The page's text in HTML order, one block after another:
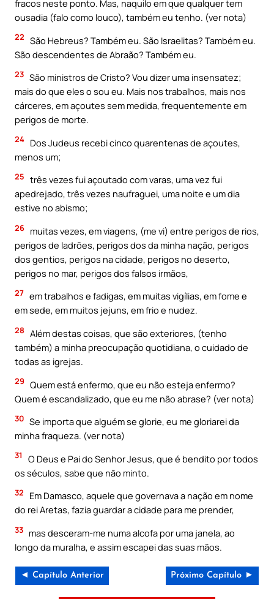
fracos neste ponto. Mas, naquilo em que qualquer tem
ousadia (falo como louco), também eu tenho. (ver nota)
22 São Hebreus? Também eu. São Israelitas? Também eu.
São descendentes de Abraão? Também eu.
23 São ministros de Cristo? Vou dizer uma insensatez;
mais do que eles o sou eu. Mais nos trabalhos, mais nos
cárceres, em açoutes sem medida, frequentemente em
perigos de morte.
24 Dos Judeus recebi cinco quarentenas de açoutes,
menos um;
25 três vezes fui açoutado com varas, uma vez fui
apedrejado, três vezes naufraguei, uma noite e um dia
estive no abismo;
26 muitas vezes, em viagens, (me vi) entre perigos de rios,
perigos de ladrões, perigos dos da minha nação, perigos
dos gentios, perigos na cidade, perigos no deserto,
perigos no mar, perigos dos falsos irmãos,
27 em trabalhos e fadigas, em muitas vigílias, em fome e
em sede, em muitos jejuns, em frio e nudez.
28 Além destas coisas, que são exteriores, (tenho
também) a minha preocupação quotidiana, o cuidado de
todas as igrejas.
29 Quem está enfermo, que eu não esteja enfermo?
Quem é escandalizado, que eu me não abrase? (ver nota)
30 Se importa que alguém se glorie, eu me gloriarei da
minha fraqueza. (ver nota)
31
O Deus e Pai do Senhor Jesus, que é bendito por todos
os séculos, sabe que não minto.
32
Em Damasco, aquele que governava a nação em nome
do rei Aretas, fazia guardar a cidade para me prender,
33 mas desceram-me numa alcofa por uma janela, ao
longo da muralha, e assim escapei das suas mãos.
◄ Capítulo Anterior Próximo Capítulo ►